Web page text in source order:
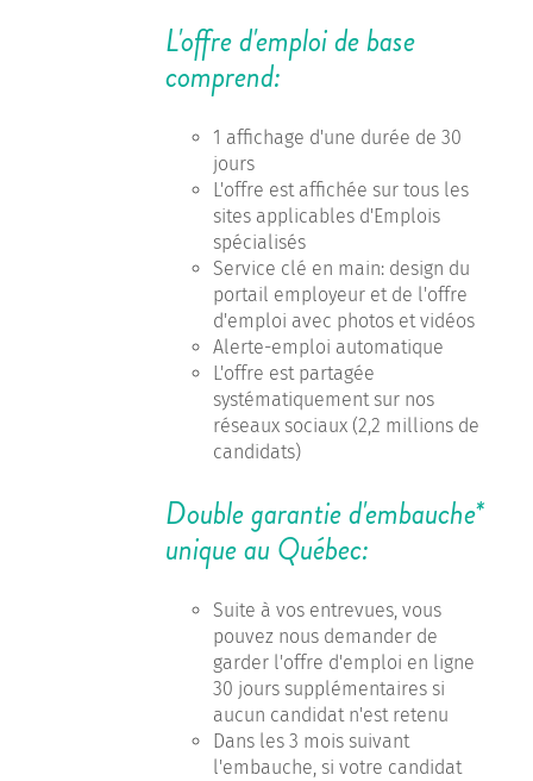
L'offre d'emploi de base
comprend:
1 affichage d'une durée de 30
jours
L'offre est affichée sur tous les
sites applicables d'Emplois
spécialisés
Service clé en main: design du
portail employeur et de l'offre
d'emploi avec photos et vidéos
Alerte-emploi automatique
L'offre est partagée
systématiquement sur nos
réseaux sociaux (2,2 millions de
candidats)
Double garantie d'embauche*
unique au Québec:
Suite à vos entrevues, vous
pouvez nous demander de
garder l'offre d'emploi en ligne
30 jours supplémentaires si
aucun candidat n'est retenu
Dans les 3 mois suivant
l'embauche, si votre candidat